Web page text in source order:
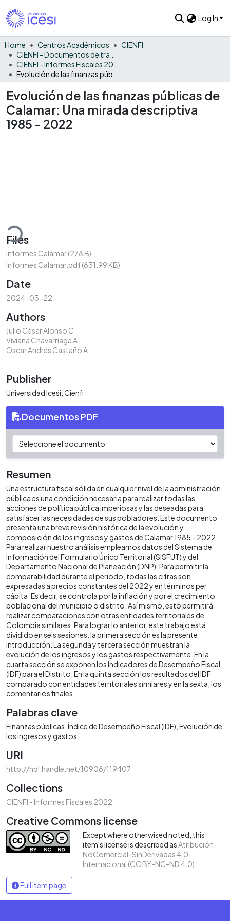
Log In
Home Centros Académicos
CIENFI
Evolución de las finanzas públicas de
Calamar: Una mirada descriptiva
1985 - 2022
Files
Informes Calamar(278 B)
Informes Calamar.pdf(631.99 KB)
Date
2024-03-22
Authors
Julio César Alonso C
Viviana Chavarriaga A
Oscar Andrés Castaño A
Publisher
Universidad Icesi; Cienfi
Documentos PDF
Resumen
Una estructura fiscal sólida en cualquier nivel de la administración
pública es una condición necesaria para realizar todas las
acciones de política pública imperiosas y las deseadas para
satisfacer las necesidades de sus pobladores. Este documento
presenta una breve revisión histórica de la evolución y
composición de los ingresos y gastos de Calamar 1985 - 2022.
Para realizar nuestro análisis empleamos datos del Sistema de
Información del Formulario Único Territorial (SISFUT) y del
Departamento Nacional de Planeación (DNP). Para permitir la
comparabilidad durante el periodo, todas las cifras son
expresadas a precios constantes del 2022 y en términos per
cápita. Es decir, se controla por la inflación y por el crecimiento
poblacional del municipio o distrito. Así mismo, esto permitirá
realizar comparaciones con otras entidades territoriales de
Colombia similares. Para lograr lo anterior, este trabajo está
dividido en seis sesiones: la primera sección es la presente
introducción. La segunda y tercera sección muestran la
evolución de los ingresos y los gastos respectivamente. En la
cuarta sección se exponen los Indicadores de Desempeño Fiscal
(IDF) para el Distrito. En la quinta sección los resultados del IDF
comparado con entidades territoriales similares y en la sexta, los
comentarios finales.
Palabras clave
Finanzas públicas Índice de Desempeño Fiscal (IDF) Evolución de
los ingresos y gastos
URI
http://hdl.handle.net/10906/119407
Collections
CIENFI - Informes Fiscales 2022
Creative Commons license
Except where otherwised noted, this
item's license is described asAtribución-
NoComercial-SinDerivadas 4.0
Internacional (CC BY-NC-ND 4.0)
Full item page